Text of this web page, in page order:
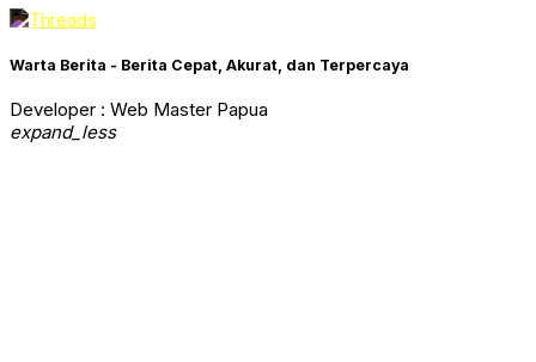
Warta Berita - Berita Cepat, Akurat, dan Terpercaya
Developer : Web Master Papua
expand_less